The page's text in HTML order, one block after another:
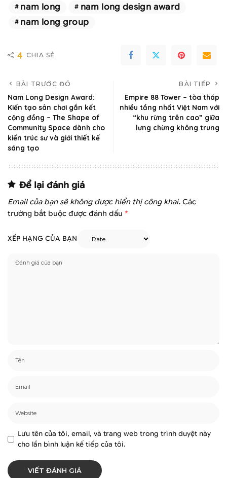
nam long
nam long design award
nam long group
4 CHIA SẺ
BÀI TRƯỚC ĐÓ
Nam Long Design Award:
Kiến tạo sân chơi gắn kết
cộng đồng – The Shape of
Community Space dành cho
kiến trúc sư và giới thiết kế
sáng tạo
BÀI TIẾP
Empire 88 Tower – tòa tháp
nhiều tầng nhất Việt Nam với
“khu rừng trên cao” giữa
lưng chừng không trung
Để lại đánh giá
Email của bạn sẽ không được hiển thị công khai. Các
trường bắt buộc được đánh dấu *
XẾP HẠNG CỦA BẠN
Lưu tên của tôi, email, và trang web trong trình duyệt này
cho lần bình luận kế tiếp của tôi.